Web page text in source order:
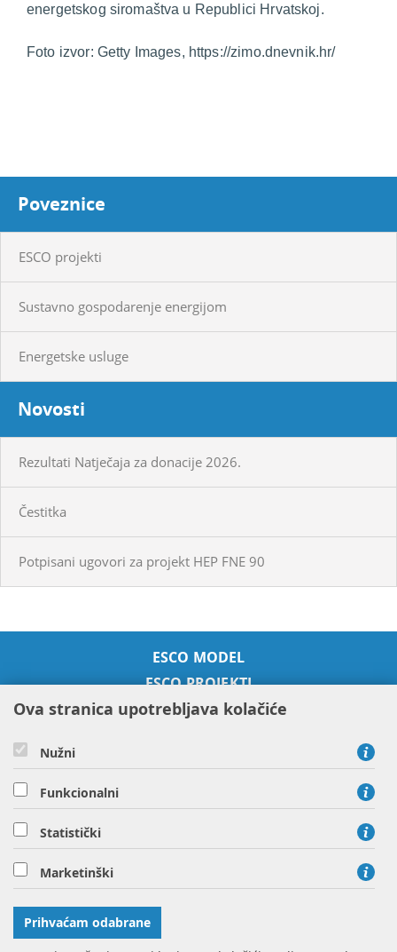
energetskog siromaštva u Republici Hrvatskoj.
Foto izvor: Getty Images, https://zimo.dnevnik.hr/
Poveznice
ESCO projekti
Sustavno gospodarenje energijom
Energetske usluge
Novosti
Rezultati Natječaja za donacije 2026.
Čestitka
Potpisani ugovori za projekt HEP FNE 90
ESCO MODEL
ESCO PROJEKTI
SUSTAVNO GOSPODARENJE
ENERGIJOM
HEP ESCO d.o.o. - član HEP grupe, Savska cesta 41, 10000
Zagreb
tel: 01 63 21 920
Ova stranica upotrebljava kolačiće
Nužni
Funkcionalni
Statistički
Marketinški
Prihvaćam odabrane